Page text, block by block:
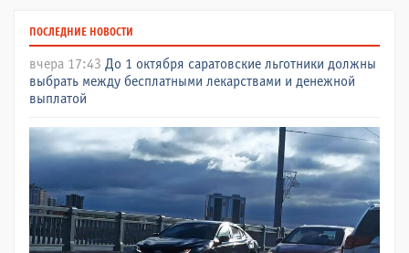
ПОСЛЕДНИЕ НОВОСТИ
вчера 17:43 До 1 октября саратовские льготники должны
выбрать между бесплатными лекарствами и денежной
выплатой